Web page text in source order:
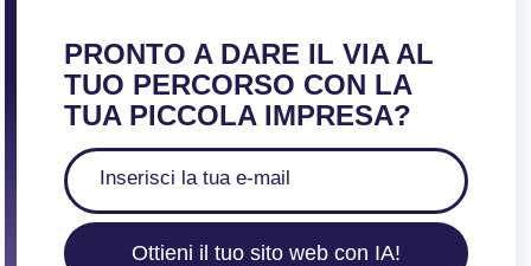
PRONTO A DARE IL VIA AL
TUO PERCORSO CON LA
TUA PICCOLA IMPRESA?
Ottieni il tuo sito web con IA!